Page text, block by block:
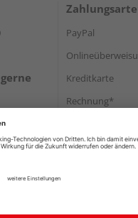
PayPal
Kreditkarte
Rechnung*
Versand
AGB Widerruf